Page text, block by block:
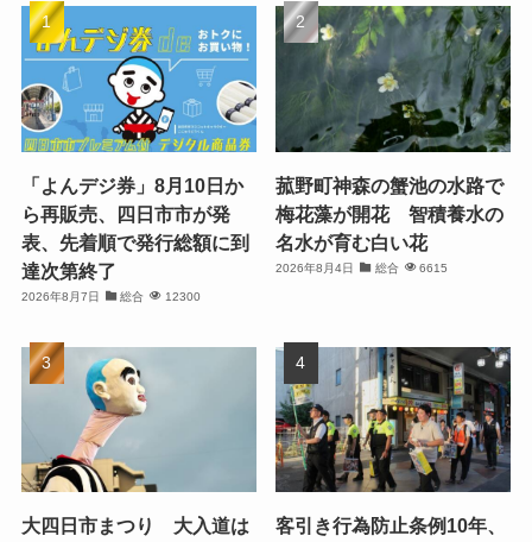
「よんデジ券」8月10日か
ら再販売、四日市市が発
表、先着順で発行総額に到
達次第終了
2026年8月7日 総合 12300
菰野町神森の蟹池の水路で
梅花藻が開花 智積養水の
名水が育む白い花
2026年8月4日 総合 6615
大四日市まつり 大入道は
客引き行為防止条例10年、